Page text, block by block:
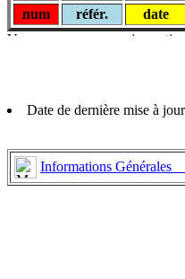
num
référ. date
Date de dernière mise à
Informations Générales